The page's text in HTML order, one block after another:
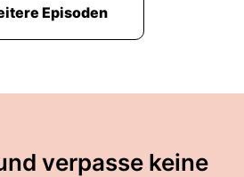
Episoden
verpasse keine